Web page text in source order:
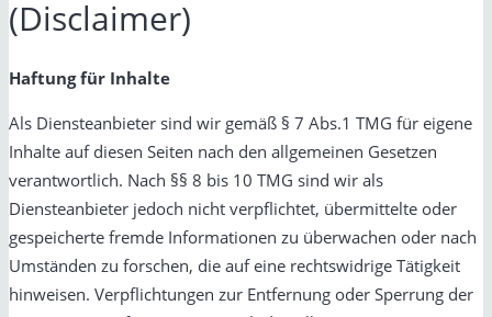
(Disclaimer)
Haftung für Inhalte
Als Diensteanbieter sind wir gemäß § 7 Abs.1 TMG für eigene
Inhalte auf diesen Seiten nach den allgemeinen Gesetzen
verantwortlich. Nach §§ 8 bis 10 TMG sind wir als
Diensteanbieter jedoch nicht verpflichtet, übermittelte oder
gespeicherte fremde Informationen zu überwachen oder nach
Umständen zu forschen, die auf eine rechtswidrige Tätigkeit
hinweisen. Verpflichtungen zur Entfernung oder Sperrung der